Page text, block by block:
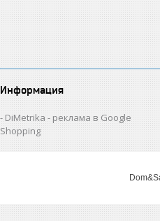
Информация
DiMetrika - реклама в Google
Shopping